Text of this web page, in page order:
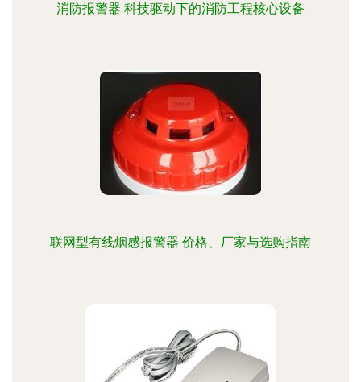
消防报警器 科技驱动下的消防工程核心设备
联网型有线烟感报警器 价格、厂家与选购指南